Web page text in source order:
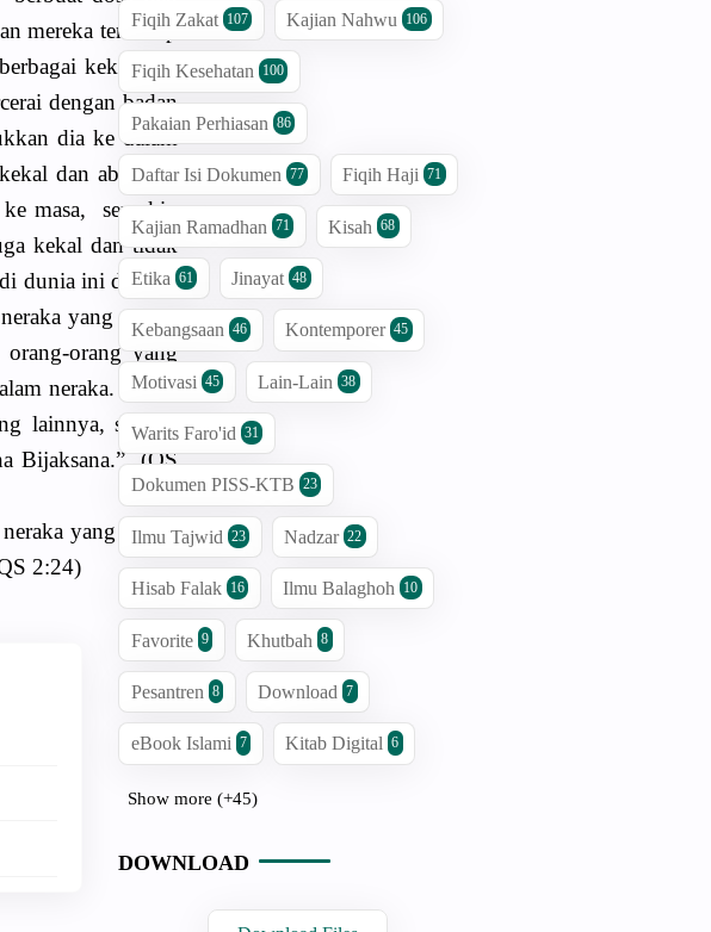
mereka terhadap
kekufuran
dengan badan
dia ke dalam
dan abadi. Ia
masa, semakin
kekal dan tidak
dunia ini dengan
yang penuh
orang yang
neraka. Setiap
lainnya, supaya
Bijaksana.” (QS
yang bahan
2:24)
Fiqih Zakat 107 Kajian Nahwu 106
Fiqih Kesehatan 100
Pakaian Perhiasan 86
Daftar Isi Dokumen 77 Fiqih Haji 71
Kajian Ramadhan 71 Kisah 68
Etika 61 Jinayat 48
Kebangsaan 46 Kontemporer 45
Motivasi 45 Lain-Lain 38
Warits Faro'id 31
Dokumen PISS-KTB 23
Ilmu Tajwid 23 Nadzar 22
Hisab Falak 16 Ilmu Balaghoh 10
Favorite 9 Khutbah 8
Pesantren 8 Download 7
eBook Islami 7 Kitab Digital 6
Show more (+45)
DOWNLOAD